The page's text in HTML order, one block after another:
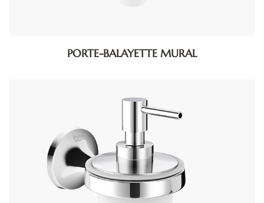
PORTE-BALAYETTE MURAL